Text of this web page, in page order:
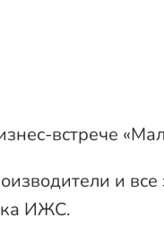
встрече
и
ИЖС.